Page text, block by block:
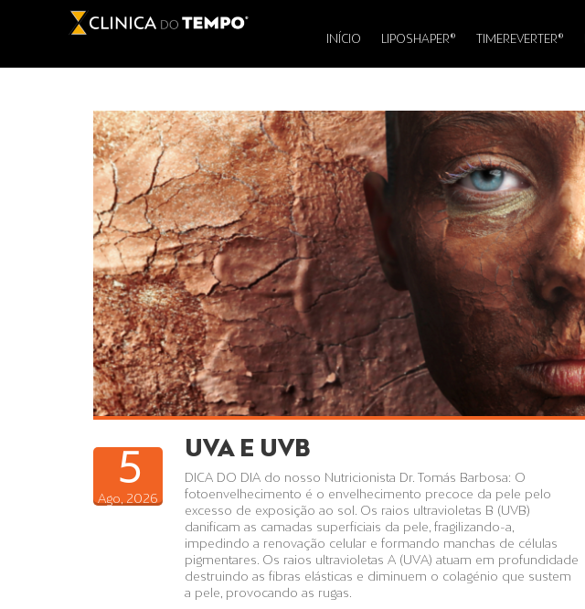
INÍCIO LIPOSHAPER® TIMEREVERTER®
5
Ago, 2026
UVA E UVB
DICA DO DIA do nosso Nutricionista Dr. Tomás Barbosa: O
fotoenvelhecimento é o envelhecimento precoce da pele pelo
excesso de exposição ao sol. Os raios ultravioletas B (UVB)
danificam as camadas superficiais da pele, fragilizando-a,
impedindo a renovação celular e formando manchas de células
pigmentares. Os raios ultravioletas A (UVA) atuam em profundidade
destruindo as fibras elásticas e diminuem o colagénio que sustem
a pele, provocando as rugas.